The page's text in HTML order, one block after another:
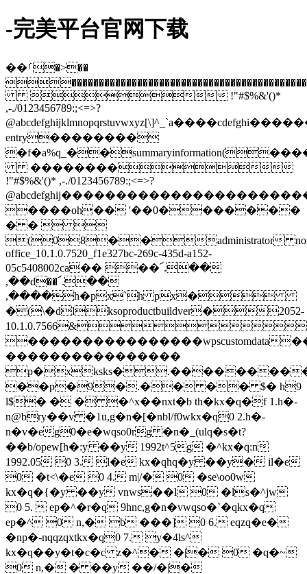
-完美平台官网下载
��ࡱ�>��
 !"#$%&'()*
,-./0123456789:;<=>?
entry��������
��������
!"#$%&'()* ,-./0123456789:;<=>?
����oh�� '��0�������
� �  
(08��administrator
office_10.1.0.7520_f1e327bc-269c-435d-a152-
05c5408002ca�� ��՜.��
,��d��՜.��
,����h�px`h px�
�(\�dlksoproductbuildver�2052-
����������������wpscustomdata
����������������
��p�9�.�� �� $� h9
l$� � � �^x��nxt�b th�kx�q�f 1.h�-
n@bry��v �1u,g�n�[�nbl/f0wkx�q0 2.h�-
n�v�eg0�e�wqso0rg �n�_(ulq�s�t?
��b/opew[h�:y ��y 1992t^5g �^kx�q:n
1992.05 0 3. l�e kx�qhq�y ��y� il�e
0 �t<\�e 0 4. m|/� 0 �se\oo0w
kx�q�{�y ��y vnws��l 0 �ls�^jw
0 5.  ep�^�r�q 9hnc,g�n�vwqso�`�qkx�q
ep�^ 0 n,� b ���] 0 6. eqzq�e�
�np�-nqqzqxtkx�q0 7. y�4ls^
kx�q��y�t�c�c z�^� �|� 0 �q�~
0 n,� � ��y ��/�|�